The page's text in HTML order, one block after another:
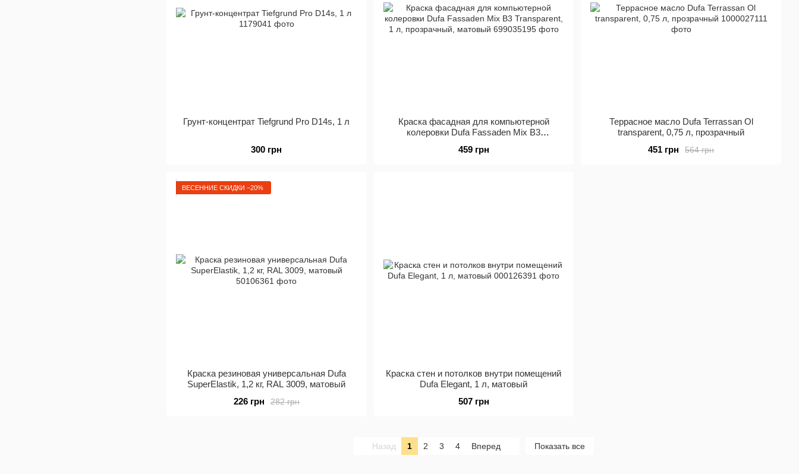
Грунт-концентрат Tiefgrund Pro D14s, 1 л
300 грн
Краска фасадная для компьютерной
колеровки Dufa Fassaden Mix B3
459 грн
Террасное масло Dufa Terrassan Ol
transparent, 0,75 л, прозрачный
564 грн
451 грн
ВЕСЕННИЕ СКИДКИ −20%
Краска резиновая универсальная Dufa
SuperElastik, 1,2 кг, RAL 3009, матовый
282 грн
226 грн
Краска стен и потолков внутри помещений
Dufa Elegant, 1 л, матовый
507 грн
Назад 1 2 3 4 Вперед Показать все